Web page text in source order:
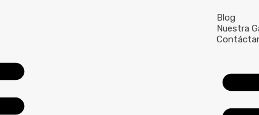
Blog
Nuestra